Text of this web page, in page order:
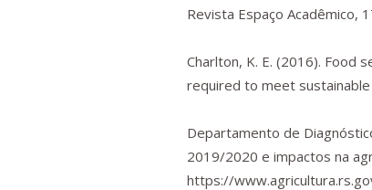
Revista Espaço Acadêmico,
Charlton, K. E. (2016). Food
required to meet
Departamento de
2019/2020 e impactos na
https://